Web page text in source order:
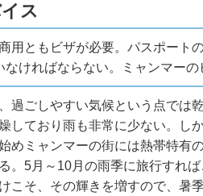
ス
用ともビザが必要。パスポー
ければならない。
ミャンマー
過ごしやすい気候という点で
しており雨も非常に少ない。し
めミャンマーの街には熱帯特有
。5月～10月の雨季に旅行すれ
こそ、その輝きを増すので、暑